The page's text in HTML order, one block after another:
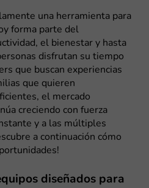
una herramienta para
forma parte del
el bienestar y hasta
disfrutan su tiempo
que buscan experiencias
que quieren
el mercado
creciendo con fuerza
y a las múltiples
a continuación cómo
diseñados para